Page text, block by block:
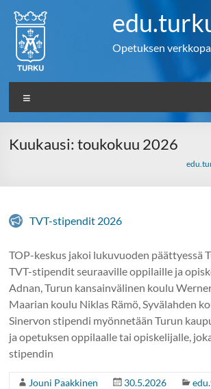
content
Opetuksen
Kuukausi:toukokuu 2026
TVT-stipendit 2026
TOP-keskus jakoi lukuvuoden päättyessä
TVT-stipendit seuraaville oppilaille ja
Adnan, Turun kansainvälinen koulu
Maarian koulu Niklas Rämö, Syvälahden
Sinervon stipendi myönnetään Turun
ja opetuksen oppilaalle tai opiskelijalle,
stipendin
Jouni Paakkinen 30.5.2026